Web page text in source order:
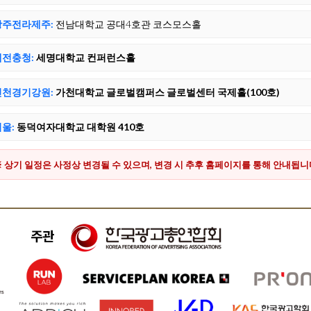
주전라제주: 전남대학교 공대4호관 코스모스홀
전충청: 세명대학교 컨퍼런스홀
천경기강원: 가천대학교 글로벌캠퍼스 글로벌센터 국제홀(100호)
: 동덕여자대학교 대학원 410호
기 일정은 사정상 변경될 수 있으며, 변경 시 추후 홈페이지를 통해 안내됩니